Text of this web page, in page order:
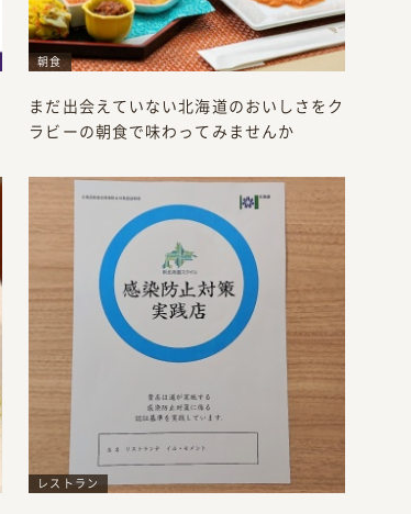
朝食
まだ出会えていない北海道のおいしさをク
ラビーの朝食で味わってみませんか
レストラン